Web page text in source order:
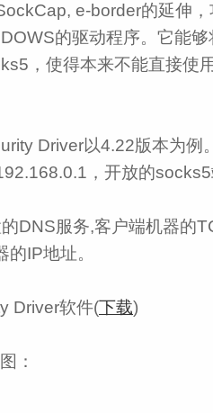
e-border的延伸
的驱动程序。它能
，使得本来不能直接使
Driver以4.22版本为例
，开放的
DNS服务,客户端机器的
的IP地址。
Driver软件(下载)
：